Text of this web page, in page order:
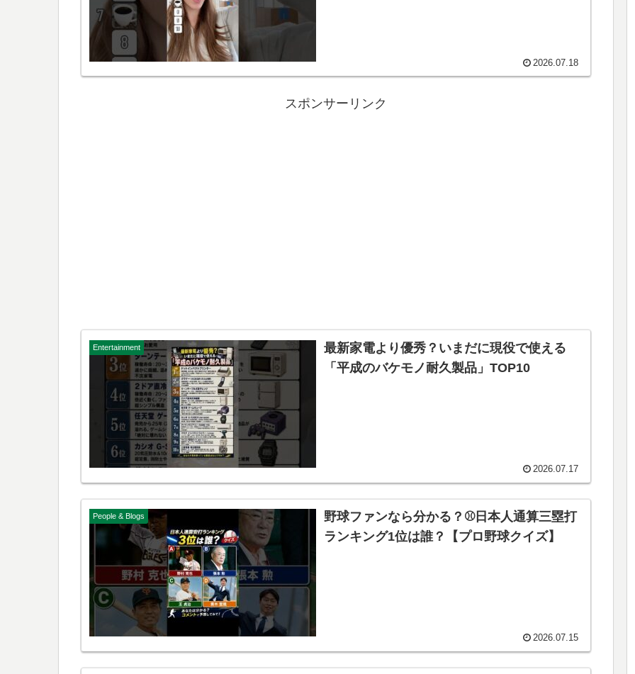
2026.07.18
スポンサーリンク
Entertainment
最新家電より優秀？いまだに現役で使える
「平成のバケモノ耐久製品」TOP10
2026.07.17
People & Blogs
野球ファンなら分かる？⚾️日本人通算三塁打
ランキング1位は誰？【プロ野球クイズ】
2026.07.15